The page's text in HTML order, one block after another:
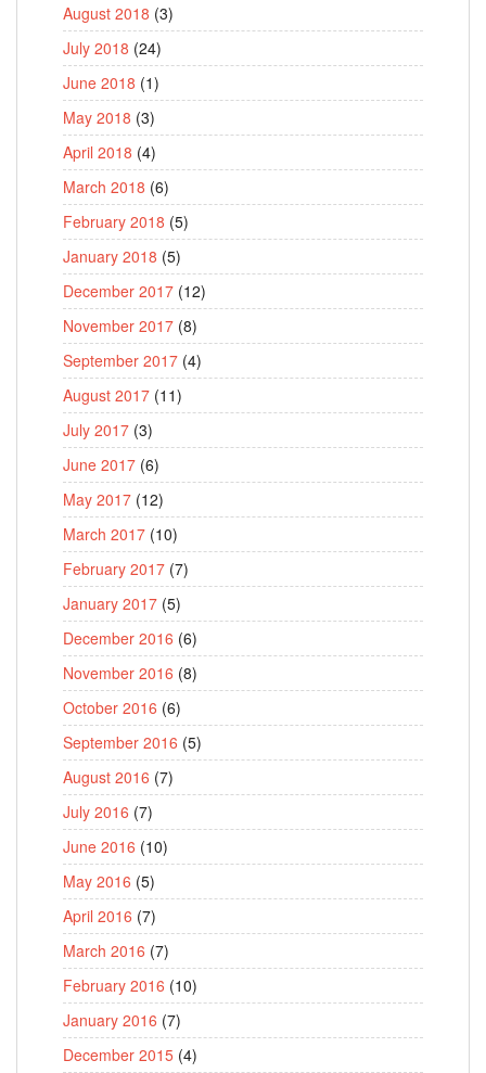
August 2018 (3)
July 2018 (24)
June 2018 (1)
May 2018 (3)
April 2018 (4)
March 2018 (6)
February 2018 (5)
January 2018 (5)
December 2017 (12)
November 2017 (8)
September 2017 (4)
August 2017 (11)
July 2017 (3)
June 2017 (6)
May 2017 (12)
March 2017 (10)
February 2017 (7)
January 2017 (5)
December 2016 (6)
November 2016 (8)
October 2016 (6)
September 2016 (5)
August 2016 (7)
July 2016 (7)
June 2016 (10)
May 2016 (5)
April 2016 (7)
March 2016 (7)
February 2016 (10)
January 2016 (7)
December 2015 (4)